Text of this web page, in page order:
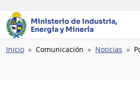
Ministerio de Industria,
Energía y Minería
Ruta
Inicio Comunicación Noticias